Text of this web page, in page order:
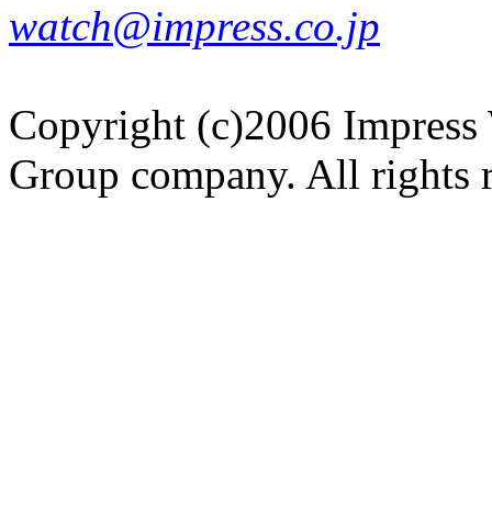
watch@impress.co.jp
Copyright (c)2006 Impress
Group company. All rights